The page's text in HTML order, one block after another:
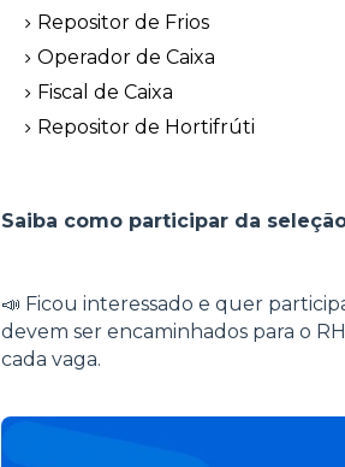
Repositor de Frios
Operador de Caixa
Fiscal de Caixa
Repositor de Hortifrúti
Saiba como participar da
📣 Ficou interessado e quer
devem ser encaminhados para o
cada vaga.